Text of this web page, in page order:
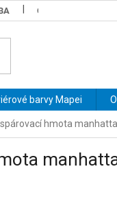
OBCHODNÍ
barvy Mapei
hmota